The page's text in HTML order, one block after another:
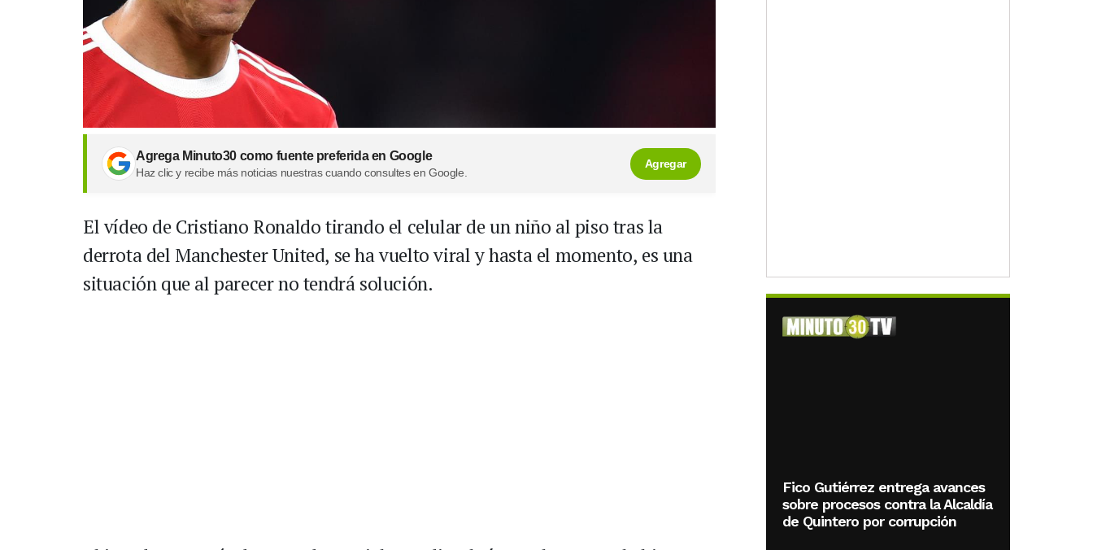
Agrega Minuto30 como fuente preferida en Google
Haz clic y recibe más noticias nuestras cuando consultes en Google.
Agregar
El vídeo de Cristiano Ronaldo tirando el celular de un niño al piso tras la
derrota del Manchester United, se ha vuelto viral y hasta el momento, es una
situación que al parecer no tendrá solución.
Fico Gutiérrez entrega avances
sobre procesos contra la Alcaldía
de Quintero por corrupción